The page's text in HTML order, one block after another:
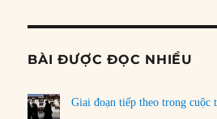
BÀI ĐƯỢC ĐỌC NHIỀU
Giai đoạn tiếp theo trong cuộc